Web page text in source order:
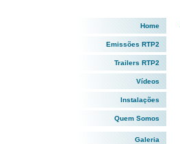
Home
Emissões RTP2
Trailers RTP2
Vídeos
Instalações
Quem Somos
Galeria